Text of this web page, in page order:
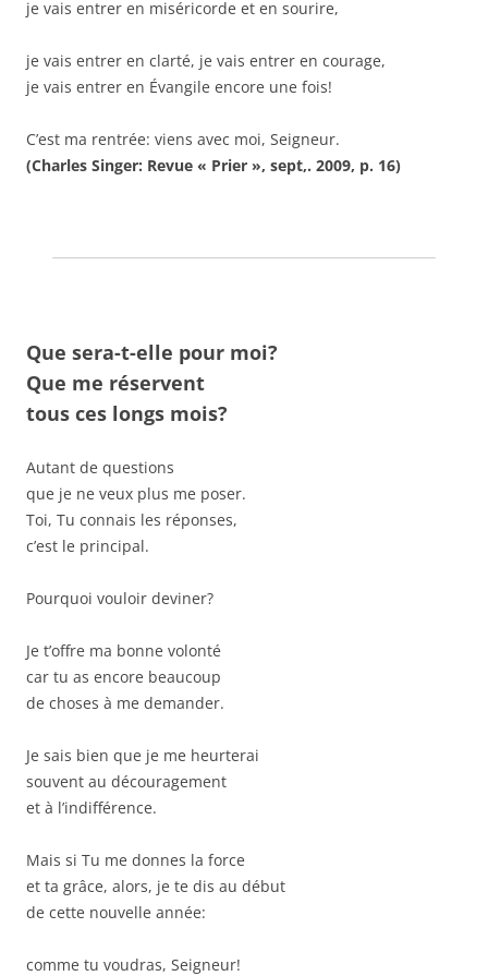
je vais entrer en miséricorde et en sourire,
je vais entrer en clarté, je vais entrer en courage,
je vais entrer en Évangile encore une fois!
C’est ma rentrée: viens avec moi, Seigneur.
(Charles Singer: Revue « Prier », sept,. 2009, p. 16)
Que sera-t-elle pour moi?
Que me réservent
tous ces longs mois?
Autant de questions
que je ne veux plus me poser.
Toi, Tu connais les réponses,
c’est le principal.
Pourquoi vouloir deviner?
Je t’offre ma bonne volonté
car tu as encore beaucoup
de choses à me demander.
Je sais bien que je me heurterai
souvent au découragement
et à l’indifférence.
Mais si Tu me donnes la force
et ta grâce, alors, je te dis au début
de cette nouvelle année:
comme tu voudras, Seigneur!